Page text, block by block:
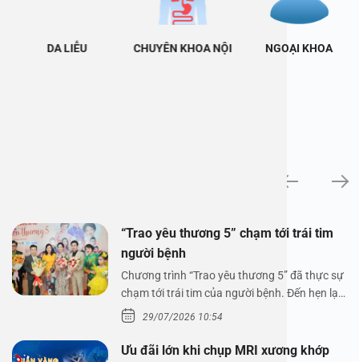
DA LIỄU CHUYÊN KHOA NỘI NGOẠI KHOA
“Trao yêu thương 5” chạm tới trái tim
người bệnh
Chương trình “Trao yêu thương 5” đã thực sự
chạm tới trái tim của người bệnh. Đến hẹn lại
lên,…29/07/2026 10:54
Ưu đãi lớn khi chụp MRI xương khớp